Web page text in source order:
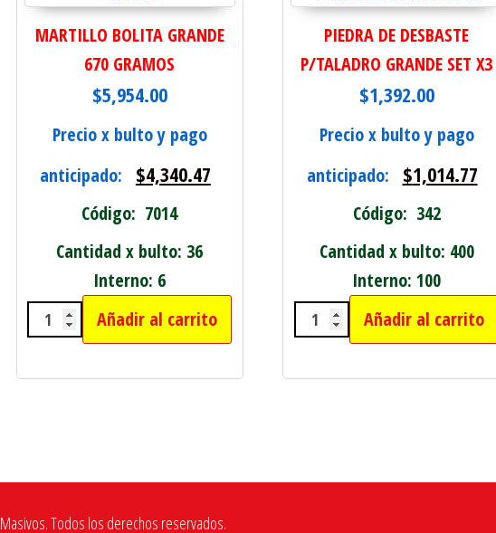
100 MTS cantidad
MARTILLO BOLITA GRANDE
670 GRAMOS
$5,954.00
Precio x bulto y pago
anticipado:
$4,340.47
Código: 7014
Cantidad x bulto: 36
Interno: 6
MARTILLO BOLITA GRANDE 670 GRAMOS cantidad
Añadir al carrito
PIEDRA DE DESBASTE
P/TALADRO GRANDE SET X3
$1,392.00
Precio x bulto y pago
anticipado:
$1,014.77
Código: 342
Cantidad x bulto: 400
Interno: 100
PIEDRA DE DESBASTE
Añadir al carrito
Todos los derechos reservados.